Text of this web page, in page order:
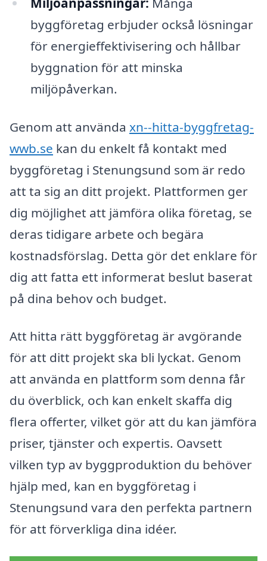
byggföretag erbjuder också lösningar
för energieffektivisering och hållbar
byggnation för att minska
miljöpåverkan.
Genom att använda xn--hitta-byggfretag-
wwb.se kan du enkelt få kontakt med
byggföretag i Stenungsund som är redo
att ta sig an ditt projekt. Plattformen ger
dig möjlighet att jämföra olika företag, se
deras tidigare arbete och begära
kostnadsförslag. Detta gör det enklare för
dig att fatta ett informerat beslut baserat
på dina behov och budget.
Att hitta rätt byggföretag är avgörande
för att ditt projekt ska bli lyckat. Genom
att använda en plattform som denna får
du överblick, och kan enkelt skaffa dig
flera offerter, vilket gör att du kan jämföra
priser, tjänster och expertis. Oavsett
vilken typ av byggproduktion du behöver
hjälp med, kan en byggföretag i
Stenungsund vara den perfekta partnern
för att förverkliga dina idéer.